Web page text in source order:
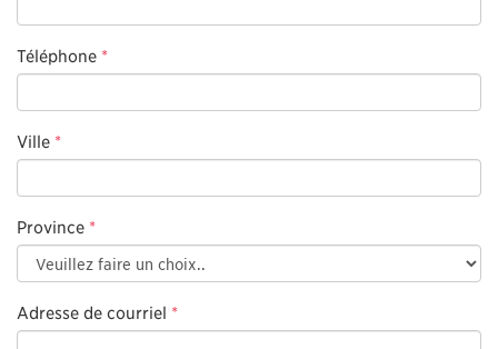
Téléphone *
Ville *
Province *
Adresse de courriel *